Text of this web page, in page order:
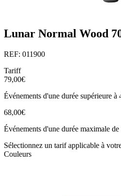
Lunar Normal Wood
REF: 011900
Tariff
79,00€
Événements d'une durée supérieure à
68,00€
Événements d'une durée maximale de
Sélectionnez un tarif applicable à
Couleurs